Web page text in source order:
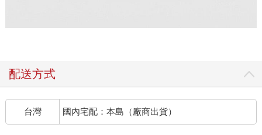
配送方式
台灣 國內宅配：本島（廠商出貨）